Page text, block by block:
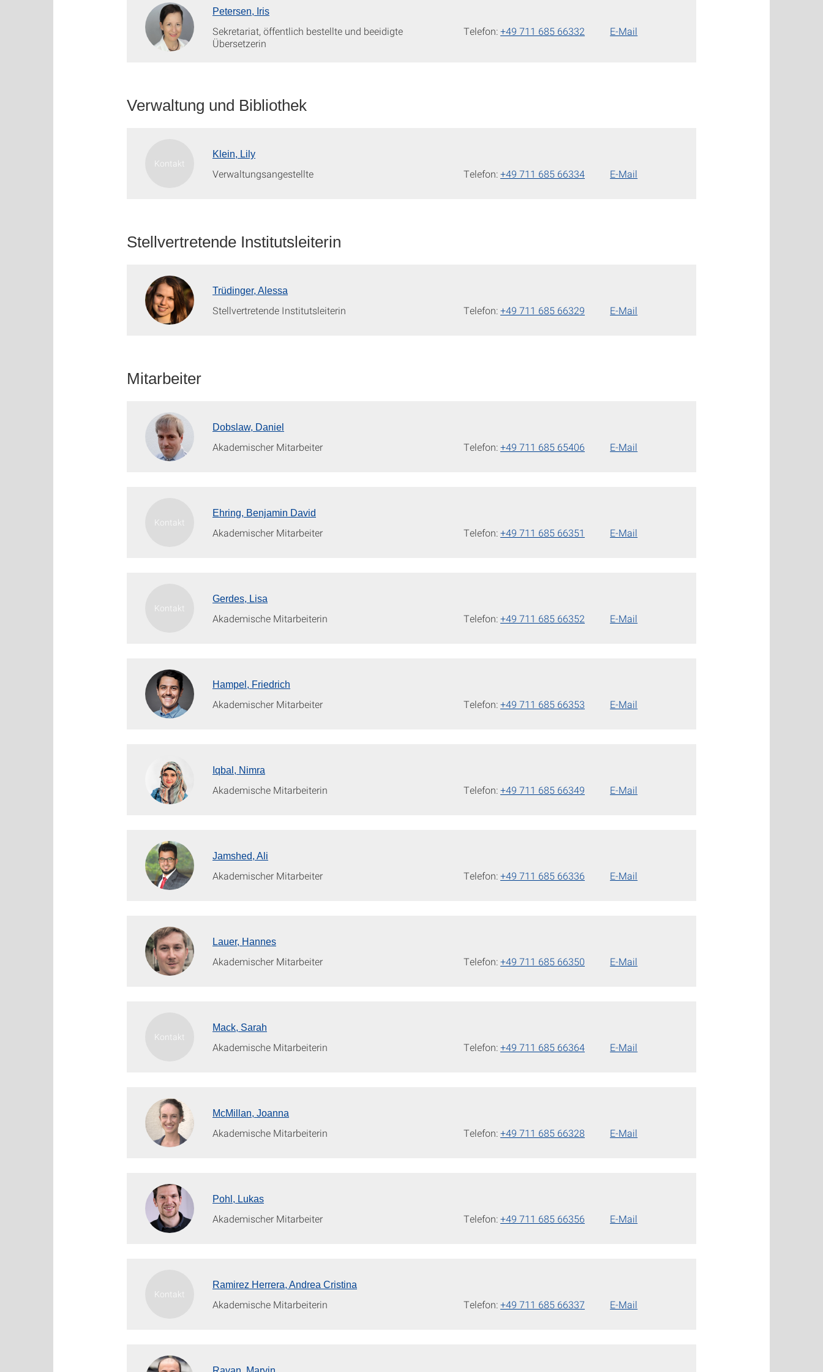
Petersen, Iris
Sekretariat, öffentlich bestellte und beeidigte
Übersetzerin
Telefon:+49 711 685 66332 E-Mail
Verwaltung und Bibliothek
Klein, Lily
Verwaltungsangestellte Telefon:+49 711 685 66334 E-Mail
Stellvertretende Institutsleiterin
Trüdinger, Alessa
Stellvertretende Institutsleiterin Telefon:+49 711 685 66329 E-Mail
Mitarbeiter
Dobslaw, Daniel
Akademischer Mitarbeiter Telefon:+49 711 685 65406 E-Mail
Ehring, Benjamin David
Akademischer Mitarbeiter Telefon:+49 711 685 66351 E-Mail
Gerdes, Lisa
Akademische Mitarbeiterin Telefon:+49 711 685 66352 E-Mail
Hampel, Friedrich
Akademischer Mitarbeiter Telefon:+49 711 685 66353 E-Mail
Iqbal, Nimra
Akademische Mitarbeiterin Telefon:+49 711 685 66349 E-Mail
Jamshed, Ali
Akademischer Mitarbeiter Telefon:+49 711 685 66336 E-Mail
Lauer, Hannes
Akademischer Mitarbeiter Telefon:+49 711 685 66350 E-Mail
Mack, Sarah
Akademische Mitarbeiterin Telefon:+49 711 685 66364 E-Mail
McMillan, Joanna
Akademische Mitarbeiterin Telefon:+49 711 685 66328 E-Mail
Pohl, Lukas
Akademischer Mitarbeiter Telefon:+49 711 685 66356 E-Mail
Ramirez Herrera, Andrea Cristina
Akademische Mitarbeiterin Telefon:+49 711 685 66337 E-Mail